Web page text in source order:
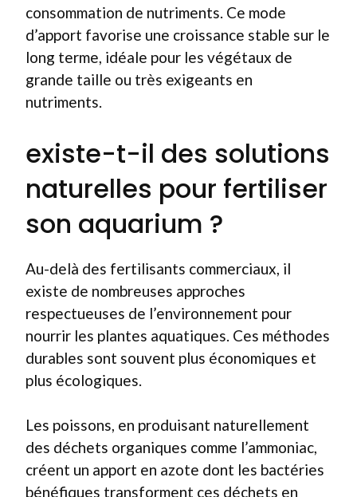
consommation de nutriments. Ce mode
d’apport favorise une croissance stable sur le
long terme, idéale pour les végétaux de
grande taille ou très exigeants en
nutriments.
existe-t-il des solutions
naturelles pour fertiliser
son aquarium ?
Au-delà des fertilisants commerciaux, il
existe de nombreuses approches
respectueuses de l’environnement pour
nourrir les plantes aquatiques. Ces méthodes
durables sont souvent plus économiques et
plus écologiques.
Les poissons, en produisant naturellement
des déchets organiques comme l’ammoniac,
créent un apport en azote dont les bactéries
bénéfiques transforment ces déchets en